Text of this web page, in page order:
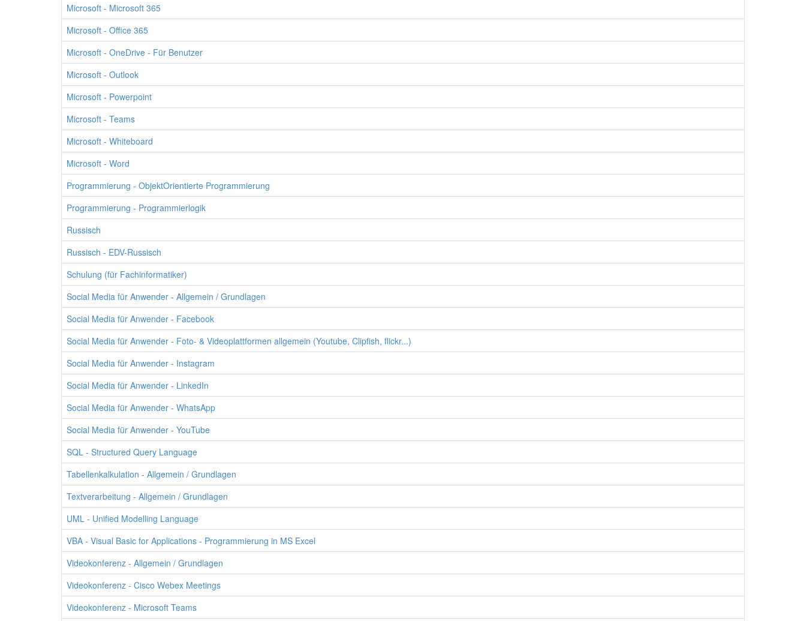
Microsoft - Microsoft 365
Microsoft - Office 365
Microsoft - OneDrive - Für Benutzer
Microsoft - Outlook
Microsoft - Powerpoint
Microsoft - Teams
Microsoft - Whiteboard
Microsoft - Word
Programmierung - ObjektOrientierte Programmierung
Programmierung - Programmierlogik
Russisch
Russisch - EDV-Russisch
Schulung (für Fachinformatiker)
Social Media für Anwender - Allgemein / Grundlagen
Social Media für Anwender - Facebook
Social Media für Anwender - Foto- & Videoplattformen allgemein (Youtube, Clipfish, flickr...)
Social Media für Anwender - Instagram
Social Media für Anwender - LinkedIn
Social Media für Anwender - WhatsApp
Social Media für Anwender - YouTube
SQL - Structured Query Language
Tabellenkalkulation - Allgemein / Grundlagen
Textverarbeitung - Allgemein / Grundlagen
UML - Unified Modelling Language
VBA - Visual Basic for Applications - Programmierung in MS Excel
Videokonferenz - Allgemein / Grundlagen
Videokonferenz - Cisco Webex Meetings
Videokonferenz - Microsoft Teams